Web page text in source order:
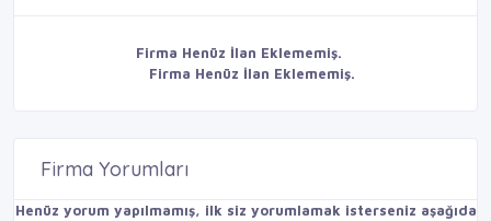
Firma Henüz İlan Eklememiş.
Firma Henüz İlan Eklememiş.
Firma Yorumları
Henüz yorum yapılmamış, ilk siz yorumlamak isterseniz aşağıda